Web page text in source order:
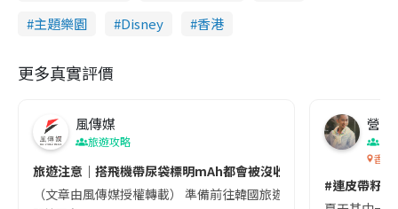
主題樂園
Disney 香港
更多真實評價
風傳媒
旅遊攻略
旅遊注意｜搭飛機帶尿袋標明mAh都會被沒收😱出發前切記檢查
（文章由風傳媒授權轉載） 準備前往韓國旅遊的民眾，近期要
營養
香港
#連皮帶籽